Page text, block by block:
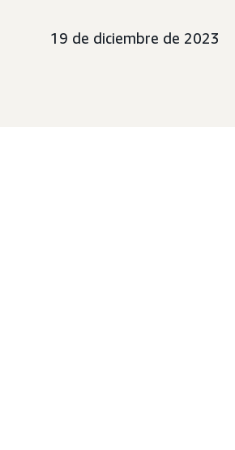
19 de diciembre de 2023